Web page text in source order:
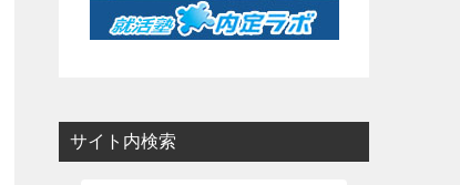
サイト内検索